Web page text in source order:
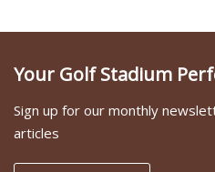
Your Golf Stadium
Sign up for our monthly
articles